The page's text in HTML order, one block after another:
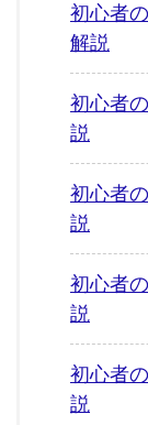
初心者
解説
初心者
説
初心者
説
初心者
説
初心者
説